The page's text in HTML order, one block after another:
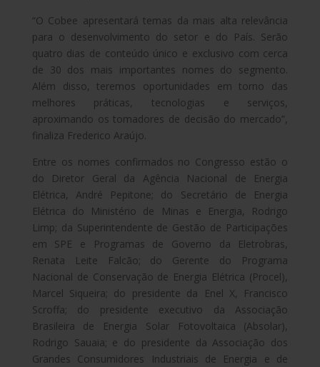
“O Cobee apresentará temas da mais alta relevância
para o desenvolvimento do setor e do País. Serão
quatro dias de conteúdo único e exclusivo com cerca
de 30 dos mais importantes nomes do segmento.
Além disso, teremos oportunidades em torno das
melhores práticas, tecnologias e serviços,
aproximando os tomadores de decisão do mercado”,
finaliza Frederico Araújo.
Entre os nomes confirmados no Congresso estão o
do Diretor Geral da Agência Nacional de Energia
Elétrica, André Pepitone; do Secretário de Energia
Elétrica do Ministério de Minas e Energia, Rodrigo
Limp; da Superintendente de Gestão de Participações
em SPE e Programas de Governo da Eletrobras,
Renata Leite Falcão; do Gerente do Programa
Nacional de Conservação de Energia Elétrica (Procel),
Marcel Siqueira; do presidente da Enel X, Francisco
Scroffa; do presidente executivo da Associação
Brasileira de Energia Solar Fotovoltaica (Absolar),
Rodrigo Sauaia; e do presidente da Associação dos
Grandes Consumidores Industriais de Energia e de